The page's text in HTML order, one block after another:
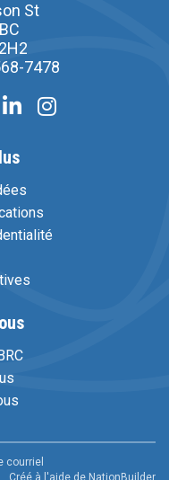
St
7478
courriel